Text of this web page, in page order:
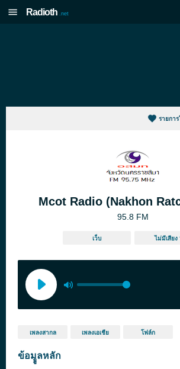
Radioth .net
รายการ
Mcot Radio (Nakhon
95.8 FM
เว็บ ไม่มีเสียง
เพลงสากล เพลงเอเชีย โฟล์ก
ข้อมููลหลัก